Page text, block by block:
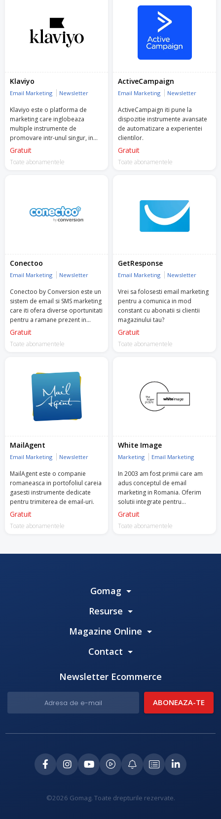
de servicii automate și bazate pe
Inteligență Artificală (AI), de la
newslettere personalizate, e-
mailuri automate și recomandări
pop-up-uri, SMS-uri și notificări
push cu performanțe superioare
- rate de conversie cu până la
15% mai bune.
Menționează codul WELCOME500
echipei Retargeting pentru a te
bucura de 1 lună de Premium
Account Management (PAM)
gratuit. Acesta include asistență
Încearcă Retargeting chiar acum!
Klaviyo
Email Marketing Newsletter
Klaviyo este o platforma de
marketing care inglobeaza
multiple instrumente de
promovare intr-unul singur, in
special email, recomandari
Gratuit
Toate abonamentele
ActiveCampaign
Email Marketing Newsletter
ActiveCampaign iti pune la
dispozitie instrumente avansate
de automatizare a experientei
clientilor.
Gratuit
Toate abonamentele
Conectoo
Email Marketing Newsletter
Conectoo by Conversion este un
sistem de email si SMS marketing
care iti ofera diverse oportunitati
pentru a ramane prezent in
mintea clientilor tai.
Gratuit
Toate abonamentele
GetResponse
Email Marketing Newsletter
Vrei sa folosesti email marketing
pentru a comunica in mod
constant cu abonatii si clientii
magazinului tau?
Gratuit
Toate abonamentele
MailAgent
Email Marketing Newsletter
MailAgent este o companie
romaneasca in portofoliul careia
gasesti instrumente dedicate
pentru trimiterea de email-uri.
Gratuit
Toate abonamentele
White Image
Marketing Email Marketing
In 2003 am fost primii care am
adus conceptul de email
marketing in Romania. Oferim
solutii integrate pentru
automatizarea comunicarii,
cu focus pe rezultate prin email
Gratuit
Toate abonamentele
Gomag
Resurse
Magazine Online
Contact
Newsletter Ecommerce
©2026 Gomag. Toate drepturile rezervate.